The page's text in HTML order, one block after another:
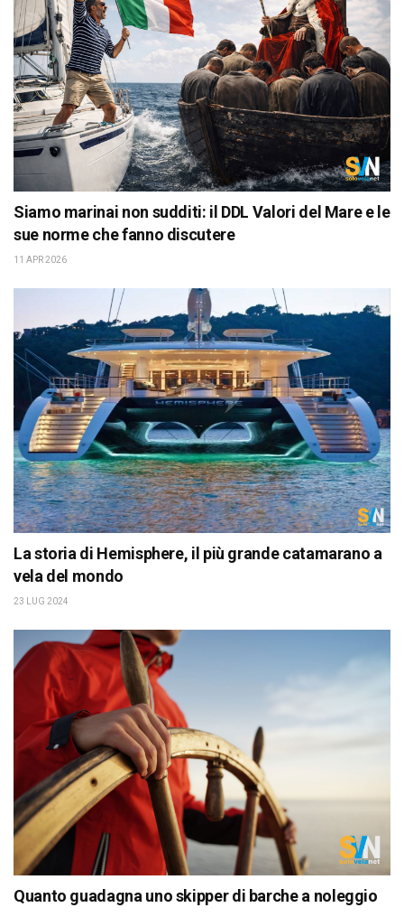
Siamo marinai non sudditi: il DDL Valori del Mare e le
sue norme che fanno discutere
11 APR 2026
La storia di Hemisphere, il più grande catamarano a
vela del mondo
23 LUG 2024
Quanto guadagna uno skipper di barche a noleggio